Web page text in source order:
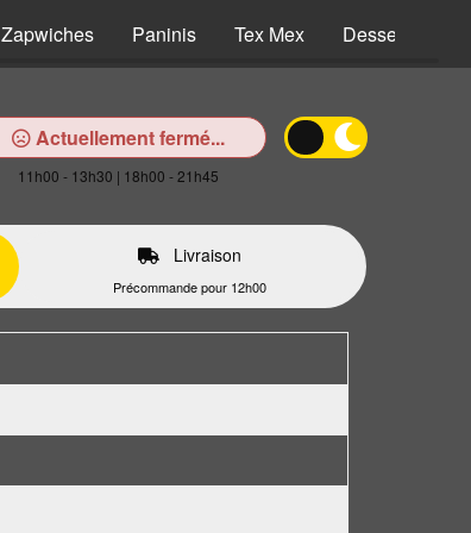
Zapwiches Paninis Tex Mex Desserts
Actuellement fermé...
11h00 - 13h30 | 18h00 - 21h45
Livraison
Précommande pour 12h00